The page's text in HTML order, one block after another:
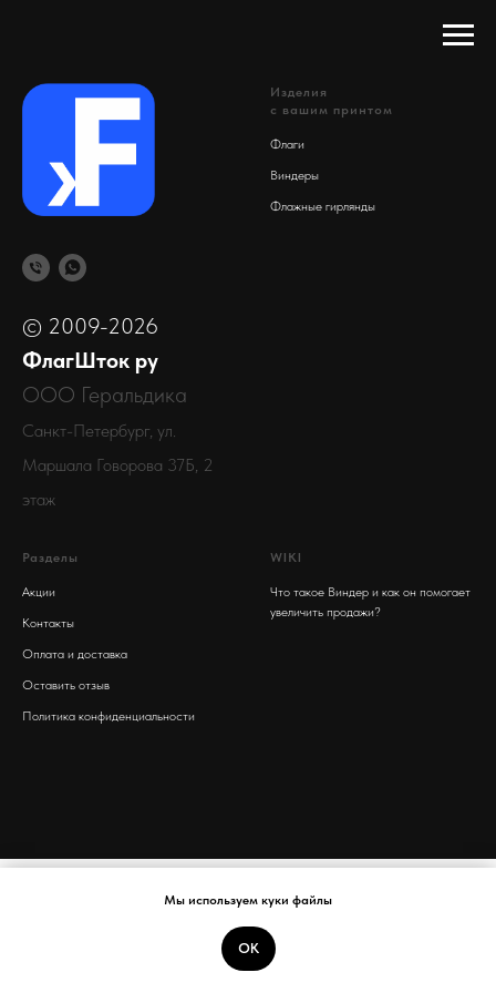
Мы используем куки файлы
ОК
© 2009-2026
ФлагШток ру
ООО Геральдика
Санкт-Петербург, ул.
Маршала Говорова 37Б, 2
этаж
Изделия
с вашим принтом
Флаги
Виндеры
Флажные гирлянды
Разделы
Акции
Контакты
Оплата и доставка
Оставить отзыв
Политика конфиденциальности
WIKI
Что такое Виндер и как он помогает
увеличить продажи?